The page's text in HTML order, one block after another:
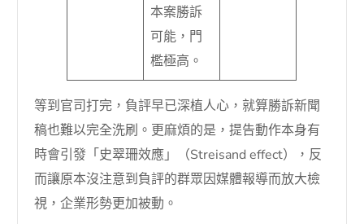
本案勝訴
可能，門
檻極高。
等到官司打完，負評早已深植人心，就算勝訴新聞
稿也難以完全洗刷。更麻煩的是，提告動作本身有
時會引發「史翠珊效應」（Streisand effect），反
而讓原本沒注意到負評的群眾因媒體報導而放大檢
視，企業形勢更加被動。